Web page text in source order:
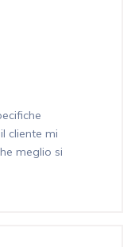
cliente mi
meglio si